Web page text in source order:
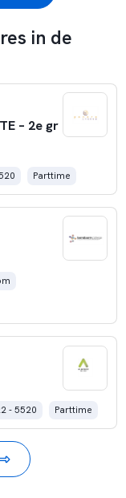
in de
– 2e gr
Parttime
- 5520 Parttime